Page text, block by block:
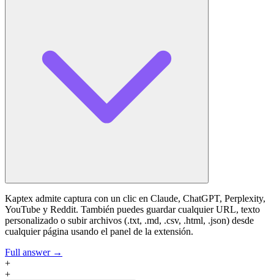
Kaptex admite captura con un clic en Claude, ChatGPT, Perplexity,
YouTube y Reddit. También puedes guardar cualquier URL, texto
personalizado o subir archivos (.txt, .md, .csv, .html, .json) desde
cualquier página usando el panel de la extensión.
Full answer →
+
+